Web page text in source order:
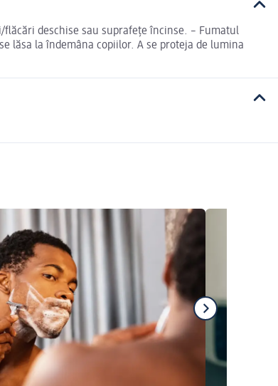
deschise sau suprafeţe încinse. – Fumatul
lăsa la îndemâna copiilor. A se proteja de lumina